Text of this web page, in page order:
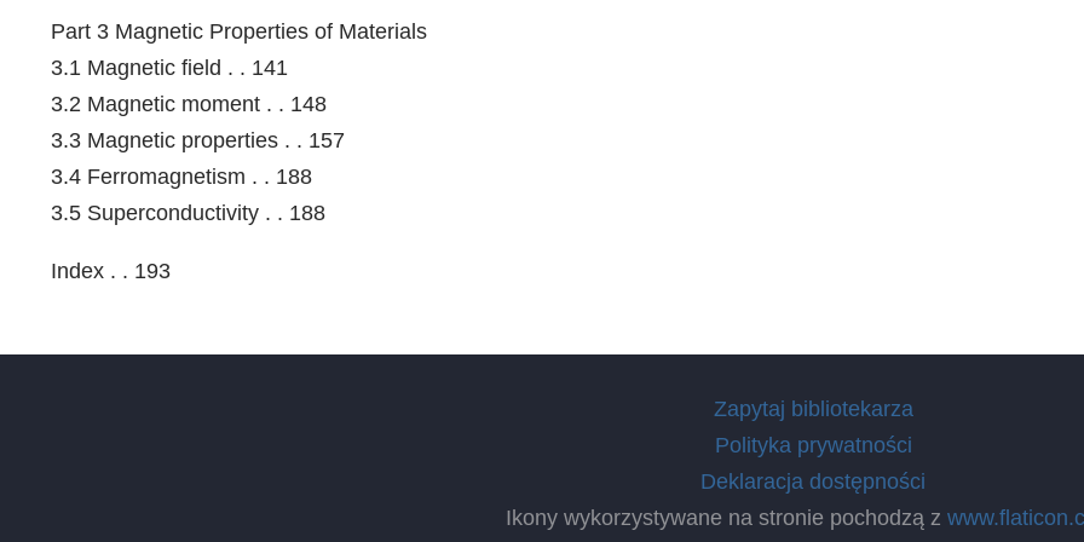
Part 3 Magnetic Properties of Materials
3.1 Magnetic field . . 141
3.2 Magnetic moment . . 148
3.3 Magnetic properties . . 157
3.4 Ferromagnetism . . 188
3.5 Superconductivity . . 188
Index . . 193
Zapytaj bibliotekarza
Polityka prywatności
Deklaracja dostępności
Ikony wykorzystywane na stronie pochodzą z